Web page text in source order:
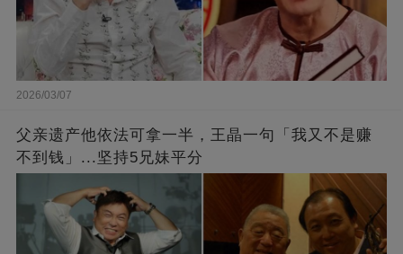
2026/03/07
父亲遗产他依法可拿一半，王晶一句「我又不是赚
不到钱」...坚持5兄妹平分